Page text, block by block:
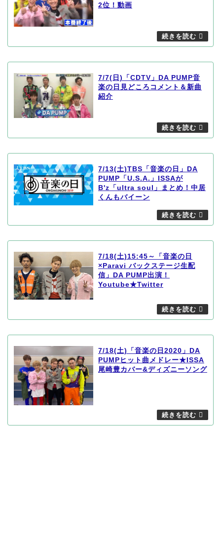
2位！動画
7/7(日)「CDTV」DA PUMP音
楽の日見どころコメント＆新曲
紹介
7/13(土)TBS「音楽の日」DA
PUMP「U.S.A.」ISSAが
B'z「ultra soul」まとめ！中居
くんもバイーン
7/18(土)15:45～「音楽の日
×Paravi バックステージ生配
信」DA PUMP出演！
Youtube★Twitter
7/18(土)「音楽の日2020」DA
PUMPヒット曲メドレー★ISSA
尾崎豊カバー&ディズニーソング